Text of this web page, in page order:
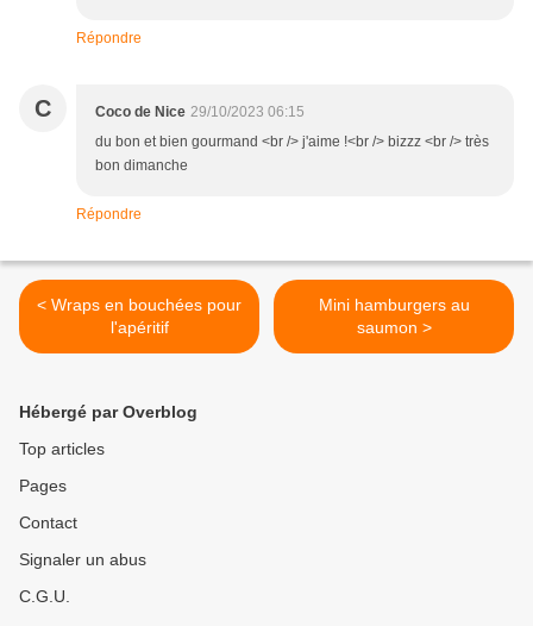
Répondre
C Coco de Nice 29/10/2023 06:15
du bon et bien gourmand <br /> j'aime !<br /> bizzz <br /> très
bon dimanche
Répondre
< Wraps en bouchées pour
l'apéritif
Mini hamburgers au
saumon >
Hébergé par Overblog
Top articles
Pages
Contact
Signaler un abus
C.G.U.